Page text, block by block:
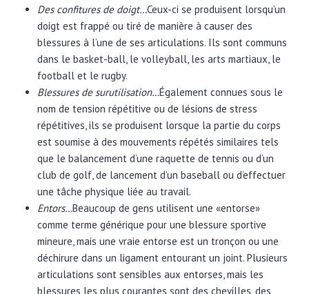
Des confitures de doigt…Ceux-ci se produisent lorsqu’un
doigt est frappé ou tiré de manière à causer des
blessures à l’une de ses articulations. Ils sont communs
dans le basket-ball, le volleyball, les arts martiaux, le
football et le rugby.
Blessures de surutilisation…Également connues sous le
nom de tension répétitive ou de lésions de stress
répétitives, ils se produisent lorsque la partie du corps
est soumise à des mouvements répétés similaires tels
que le balancement d’une raquette de tennis ou d’un
club de golf, de lancement d’un baseball ou d’effectuer
une tâche physique liée au travail.
Entors…Beaucoup de gens utilisent une «entorse»
comme terme générique pour une blessure sportive
mineure, mais une vraie entorse est un tronçon ou une
déchirure dans un ligament entourant un joint. Plusieurs
articulations sont sensibles aux entorses, mais les
blessures les plus courantes sont des chevilles, des